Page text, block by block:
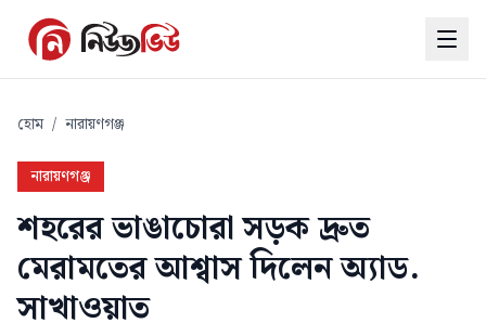
হোম / নারায়ণগঞ্জ
নারায়ণগঞ্জ
শহরের ভাঙাচোরা সড়ক দ্রুত
মেরামতের আশ্বাস দিলেন অ্যাড.
সাখাওয়াত